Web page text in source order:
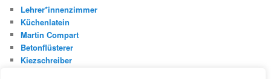
Lehrer*innenzimmer
Küchenlatein
Martin Compart
Betonflüsterer
Kiezschreiber